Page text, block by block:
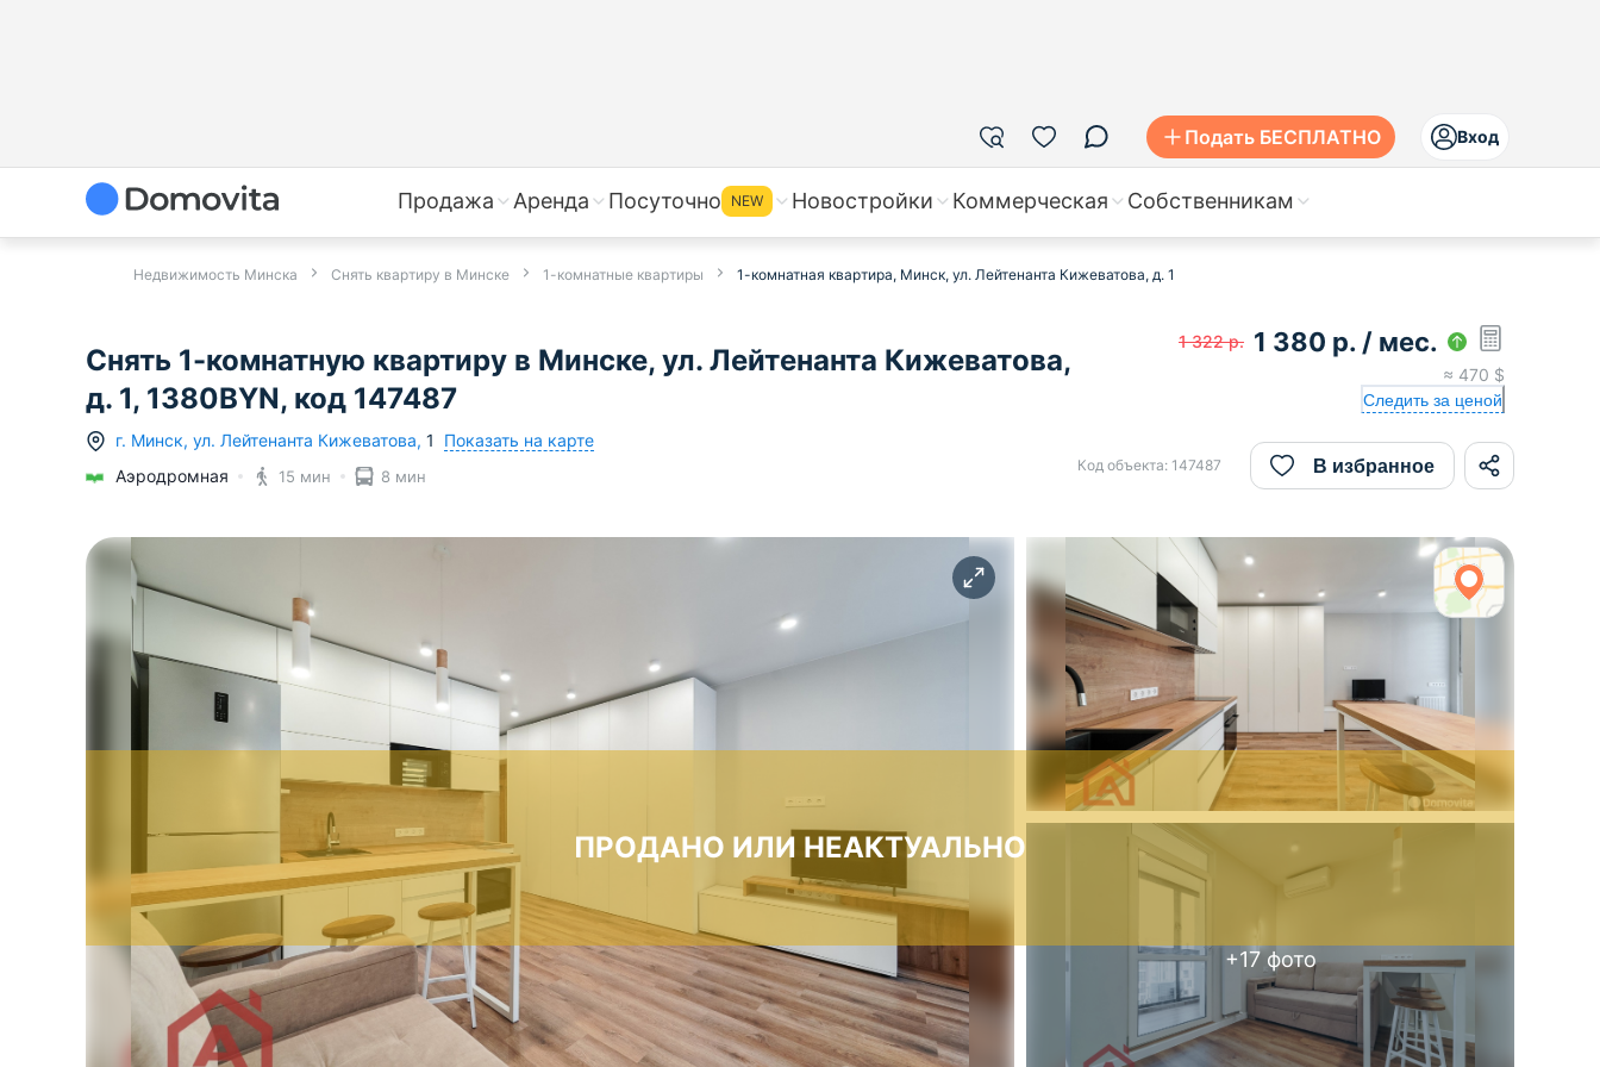
Подать БЕСПЛАТНО Вход
Продажа Аренда Посуточно NEW Новостройки Коммерческая Собственникам
Недвижимость Минска Снять квартиру в Минске 1-комнатные квартиры 1-комнатная квартира, Минск, ул. Лейтенанта Кижеватова, д. 1
Снять 1-комнатную квартиру в Минске, ул. Лейтенанта Кижеватова,
д. 1, 1380BYN, код 147487
г. Минск, ул. Лейтенанта Кижеватова, 1
Показать на карте
Аэродромная
15 мин 8 мин
1 322 р. 1 380 р. / мес.
≈ 470 $
Следить за ценой
Код объекта: 147487 В избранное
ПРОДАНО ИЛИ НЕАКТУАЛЬНО
+17фото